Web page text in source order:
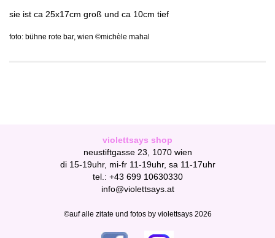
sie ist ca 25x17cm groß und ca 10cm tief
foto: bühne rote bar, wien ©michèle mahal
violettsays shop
neustiftgasse 23, 1070 wien
di 15-19uhr, mi-fr 11-19uhr, sa 11-17uhr
tel.: +43 699 10630330
info@violettsays.at
©auf alle zitate und fotos by violettsays 2026